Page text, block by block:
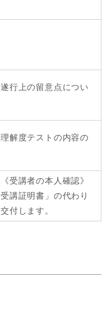
行上の留意点につい
解度テストの内容の
受講者の本人確認》
講証明書」の代わり
付します。